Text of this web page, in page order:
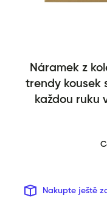
Teribear
Náramek z
trendy kousek
každou ruku
Nakupte ještě